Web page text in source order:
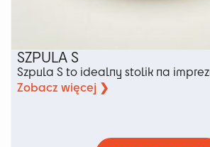
SZPULA S
Szpula S to idealny stolik na
Zobacz więcej ❯